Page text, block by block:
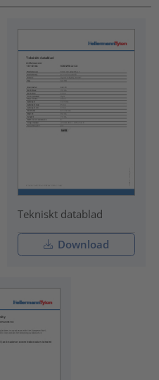
Tekniskt datablad
Download